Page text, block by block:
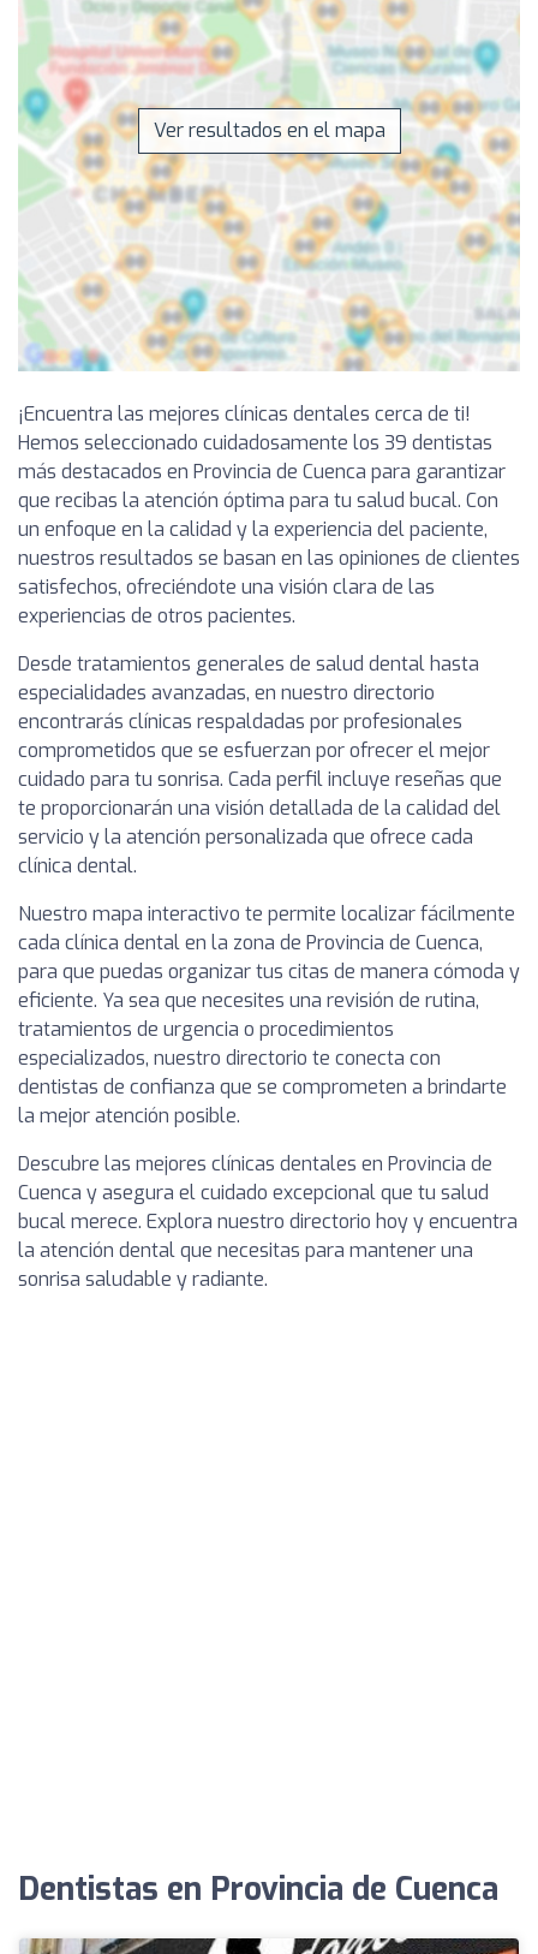
Ver resultados en el mapa
¡Encuentra las mejores clínicas dentales cerca de ti!
Hemos seleccionado cuidadosamente los 39 dentistas
más destacados en Provincia de Cuenca para garantizar
que recibas la atención óptima para tu salud bucal. Con
un enfoque en la calidad y la experiencia del paciente,
nuestros resultados se basan en las opiniones de clientes
satisfechos, ofreciéndote una visión clara de las
experiencias de otros pacientes.
Desde tratamientos generales de salud dental hasta
especialidades avanzadas, en nuestro directorio
encontrarás clínicas respaldadas por profesionales
comprometidos que se esfuerzan por ofrecer el mejor
cuidado para tu sonrisa. Cada perfil incluye reseñas que
te proporcionarán una visión detallada de la calidad del
servicio y la atención personalizada que ofrece cada
clínica dental.
Nuestro mapa interactivo te permite localizar fácilmente
cada clínica dental en la zona de Provincia de Cuenca,
para que puedas organizar tus citas de manera cómoda y
eficiente. Ya sea que necesites una revisión de rutina,
tratamientos de urgencia o procedimientos
especializados, nuestro directorio te conecta con
dentistas de confianza que se comprometen a brindarte
la mejor atención posible.
Descubre las mejores clínicas dentales en Provincia de
Cuenca y asegura el cuidado excepcional que tu salud
bucal merece. Explora nuestro directorio hoy y encuentra
la atención dental que necesitas para mantener una
sonrisa saludable y radiante.
Dentistas en Provincia de Cuenca